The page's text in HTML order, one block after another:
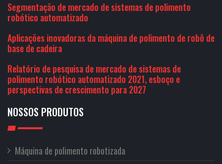
Segmentação de mercado de sistemas de polimento
robótico automatizado
Aplicações inovadoras da máquina de polimento de robô de
base de cadeira
Relatório de pesquisa de mercado de sistemas de
polimento robótico automatizado 2021, esboço e
perspectivas de crescimento para 2027
NOSSOS PRODUTOS
Máquina de polimento robotizada